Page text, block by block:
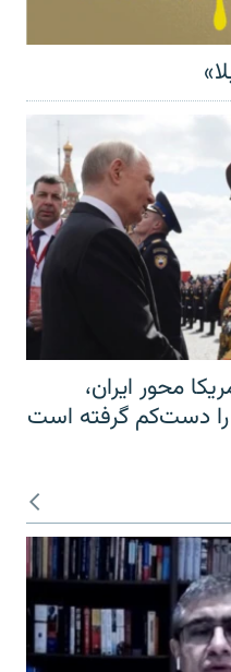
محور ایران،
دست‌کم گرفته است